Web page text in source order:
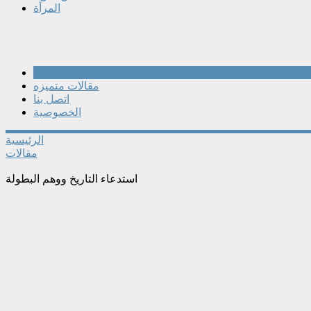
المرأة
مقالات متميزه
اتصل بنا
الخصوصية
الرئيسية
مقالات
استدعاء التاريخ ووهم البطولة